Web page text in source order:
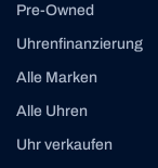
Pre-Owned
Uhrenfinanzierung
Alle Marken
Alle Uhren
Uhr verkaufen